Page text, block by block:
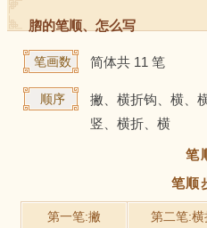
脗的笔顺、怎么写
笔画数 简体共 11 笔
顺序
撇、横折钩、横、
竖、横折、横
笔
笔顺
第一笔:撇 第二笔:横